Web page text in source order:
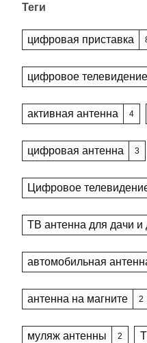
Теги
цифровая приставка
цифровое телевидение
активная антенна 4
цифровая антенна 3
Цифровое
ТВ антенна для дачи и
автомобильная
антенна на магните 2
муляж антенны 2